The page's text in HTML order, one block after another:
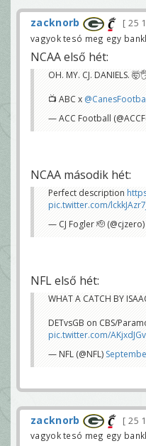
zacknorb 25
vagyok tesó meg egy
NCAA első hét:
OH. MY. CJ. DANIELS.
📺 ABC x
— ACC Football
NCAA második hét:
Perfect description
pic.twitter.com/
— CJ Fogler 🫡 (@cjzero)
NFL első hét:
WHAT A CATCH BY
DETvsGB on CBS/
pic.twitter.com/
— NFL (@NFL)
zacknorb 25
vagyok tesó meg egy